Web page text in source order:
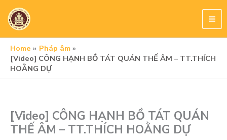
content
Home
Pháp âm
[Video] CÔNG HẠNH BỒ TÁT QUÁN THẾ ÂM – TT.THÍCH
HOẰNG DỰ
[Video] CÔNG HẠNH BỒ TÁT QUÁN
THẾ ÂM – TT.THÍCH HOẰNG DỰ